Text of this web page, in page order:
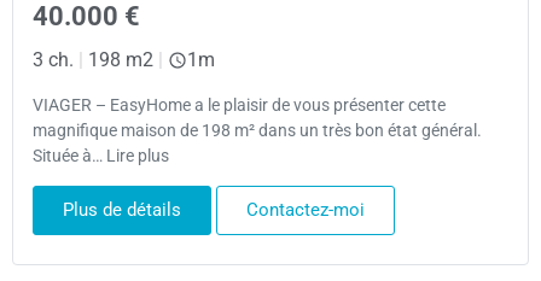
40.000 €
3 ch. 198 m2 1m
VIAGER – EasyHome a le plaisir de vous présenter cette
magnifique maison de 198 m² dans un très bon état général.
Située à… Lire plus
Plus de détails Contactez-moi